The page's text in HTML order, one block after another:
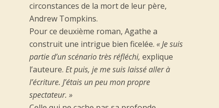
circonstances de la mort de leur père,
Andrew Tompkins.
Pour ce deuxième roman, Agathe a
construit une intrigue bien ficelée. « Je suis
partie d’un scénario très réfléchi, explique
l’auteure. Et puis, je me suis laissé aller à
l’écriture. J’étais un peu mon propre
spectateur. »